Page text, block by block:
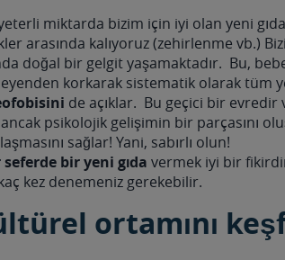
miktarda bizim için iyi olan yeni
arasında kalıyoruz (zehirlenme vb.)
doğal bir gelgit yaşamaktadır. Bu,
korkarak sistematik olarak tüm
de açıklar. Bu geçici bir evredir
ancak psikolojik gelişimin bir parçasını
sağlar! Yani, sabırlı olun!
seferde bir yeni gıda vermek iyi bir
kez denemeniz gerekebilir.
ortamını